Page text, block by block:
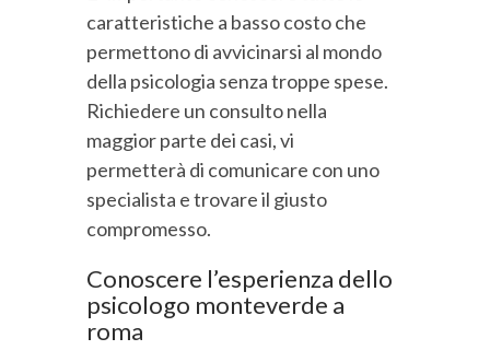
caratteristiche a basso costo che
permettono di avvicinarsi al mondo
della psicologia senza troppe spese.
Richiedere un consulto nella
maggior parte dei casi, vi
permetterà di comunicare con uno
specialista e trovare il giusto
compromesso.
Conoscere l’esperienza dello
psicologo monteverde a
roma